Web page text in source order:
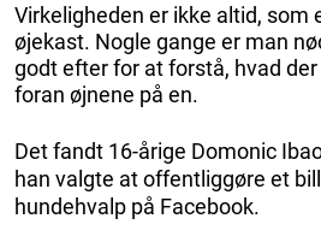
Virkeligheden er ikke altid, som
øjekast. Nogle gange er man
godt efter for at forstå, hvad
foran øjnene på en.
Det fandt 16-årige Domonic
han valgte at offentliggøre et
hundehvalp på Facebook.